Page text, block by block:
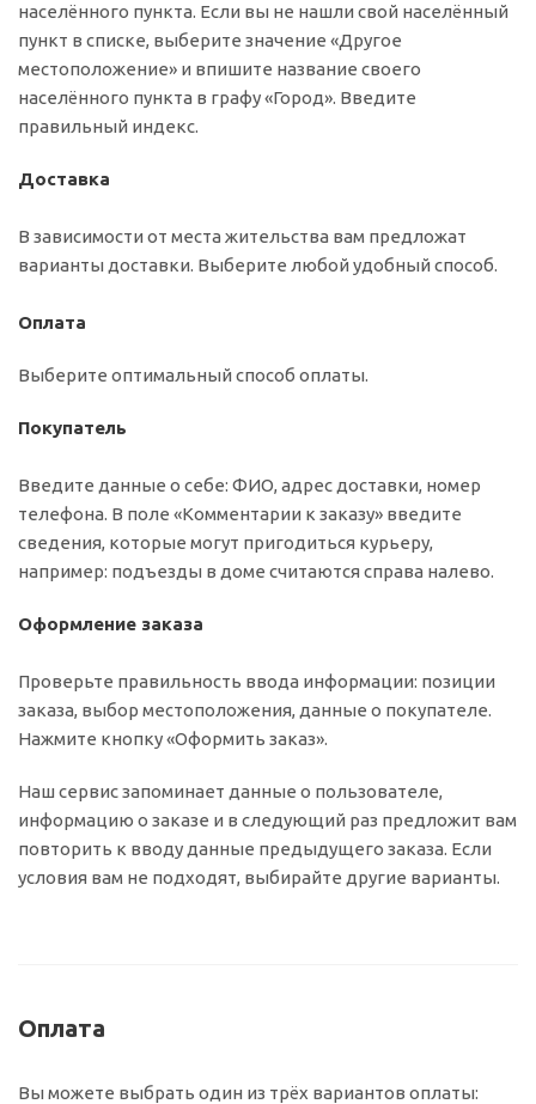
населённого пункта. Если вы не нашли свой населённый
пункт в списке, выберите значение «Другое
местоположение» и впишите название своего
населённого пункта в графу «Город». Введите
правильный индекс.
Доставка
В зависимости от места жительства вам предложат
варианты доставки. Выберите любой удобный способ.
Оплата
Выберите оптимальный способ оплаты.
Покупатель
Введите данные о себе: ФИО, адрес доставки, номер
телефона. В поле «Комментарии к заказу» введите
сведения, которые могут пригодиться курьеру,
например: подъезды в доме считаются справа налево.
Оформление заказа
Проверьте правильность ввода информации: позиции
заказа, выбор местоположения, данные о покупателе.
Нажмите кнопку «Оформить заказ».
Наш сервис запоминает данные о пользователе,
информацию о заказе и в следующий раз предложит вам
повторить к вводу данные предыдущего заказа. Если
условия вам не подходят, выбирайте другие варианты.
Оплата
Вы можете выбрать один из трёх вариантов оплаты: